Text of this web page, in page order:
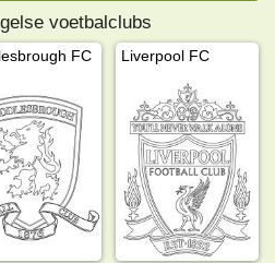
voetbalclubs
FC Liverpool FC